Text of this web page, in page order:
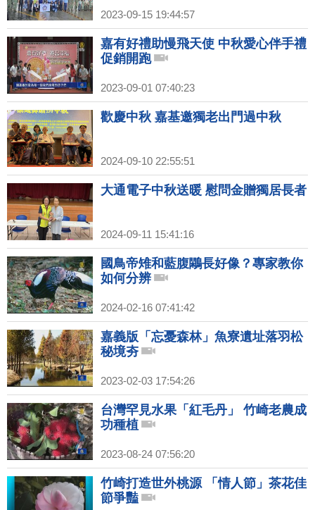
2023-09-15 19:44:57
嘉有好禮助慢飛天使 中秋愛心伴手禮
促銷開跑
2023-09-01 07:40:23
歡慶中秋 嘉基邀獨老出門過中秋
2024-09-10 22:55:51
大通電子中秋送暖 慰問金贈獨居長者
2024-09-11 15:41:16
國鳥帝雉和藍腹鷴長好像？專家教你
如何分辨
2024-02-16 07:41:42
嘉義版「忘憂森林」魚寮遺址落羽松
秘境夯
2023-02-03 17:54:26
台灣罕見水果「紅毛丹」 竹崎老農成
功種植
2023-08-24 07:56:20
竹崎打造世外桃源 「情人節」茶花佳
節爭豔